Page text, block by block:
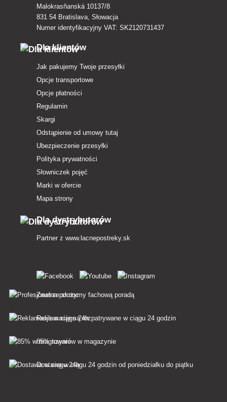
Malokrasňanská 10137/8
831 54 Bratislava, Słowacja
Numer identyfikacyjny VAT: SK2120731437
Dla klientów
Jak pakujemy Twoje przesyłki
Opcje transportowe
Opcje płatności
Regulamin
Skargi
Odstąpienie od umowy tutaj
Ubezpieczenie przesyłki
Polityka prywatności
Słowniczek pojęć
Marki w ofercie
Mapa strony
Dla dystrybutorów
Partner z www.lacnepostreky.sk
Zawsze służymy fachową poradą
Reklamacje są rozpatrywane w ciągu 24 godzin
85% towarów w magazynie
Dostawa w ciągu 24 godzin od poniedziałku do piątku